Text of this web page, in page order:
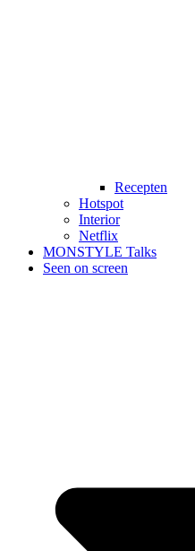
Recepten
Hotspot
Interior
Netflix
MONSTYLE Talks
Seen on screen